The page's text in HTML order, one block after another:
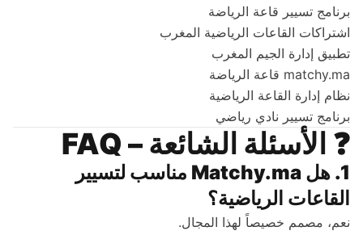
برنامج تسيير قاعة الرياضة
اشتراكات القاعات الرياضية المغرب
تطبيق إدارة الجيم المغرب
matchy.ma قاعة الرياضة
نظام إدارة القاعة الرياضية
برنامج تسيير نادي رياضي
❓ الأسئلة الشائعة – FAQ
1. هل Matchy.ma مناسب لتسيير
القاعات الرياضية؟
نعم، مصمم خصيصاً لهذا المجال.